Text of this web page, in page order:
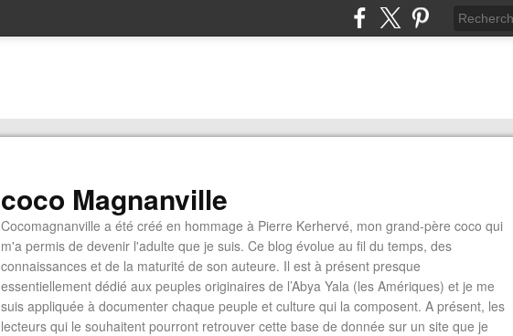
coco Magnanville
Cocomagnanville a été créé en hommage à Pierre Kerhervé, mon grand-père coco qui
m'a permis de devenir l'adulte que je suis. Ce blog évolue au fil du temps, des
connaissances et de la maturité de son auteure. Il est à présent presque
essentiellement dédié aux peuples originaires de l’Abya Yala (les Amériques) et je me
suis appliquée à documenter chaque peuple et culture qui la composent. A présent, les
lecteurs qui le souhaitent pourront retrouver cette base de donnée sur un site que je